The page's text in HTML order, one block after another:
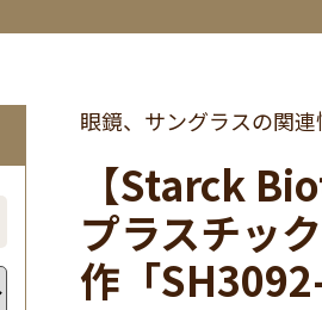
眼鏡、サングラスの関
【Starck
プラスチッ
作「